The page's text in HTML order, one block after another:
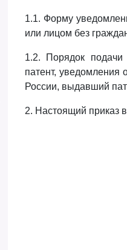
1.1. Форму
или лицом без
1.2. Порядок
патент, уведомления
России, выдавший
2. Настоящий приказ